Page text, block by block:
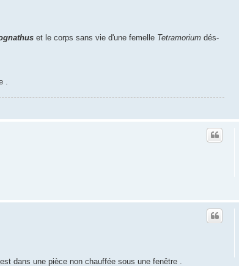
et le corps sans vie d'une femelle Tetramorium dés-
.
dans une pièce non chauffée sous une fenêtre .